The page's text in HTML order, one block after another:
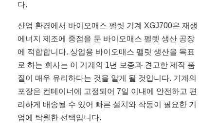
다.
산업 환경에서 바이오매스 펠릿 기계 XGJ700은 재생
에너지 제조에 중점을 둔 바이오매스 펠렛 생산 공장
에 적합합니다. 상업용 바이오매스 펠릿 생산을 목표
로 하는 회사는 이 기계의 1년 보증과 견고한 제작 품
질이 매우 유리하다는 것을 알게 될 것입니다. 기계의
포장은 컨테이너에 고정되어 7일 이내에 안전하고 편
리하게 배송될 수 있어 빠른 설치와 작동이 필요한 기
업에 탁월한 선택입니다.